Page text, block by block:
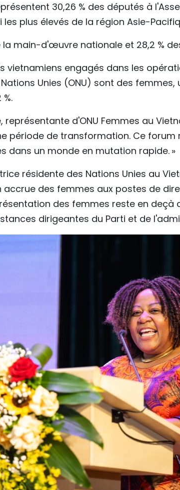
30,26 % des députés à
plus élevés de la région Asie-
la main-d'œuvre nationale et 28,2 %
vietnamiens engagés dans les
Unies (ONU) sont des femmes,
d'ONU Femmes au
période de transformation. Ce
dans un monde en mutation rapide. »
résidente des Nations Unies au
des femmes aux postes de
des femmes reste en deçà
dirigeantes du Parti et de